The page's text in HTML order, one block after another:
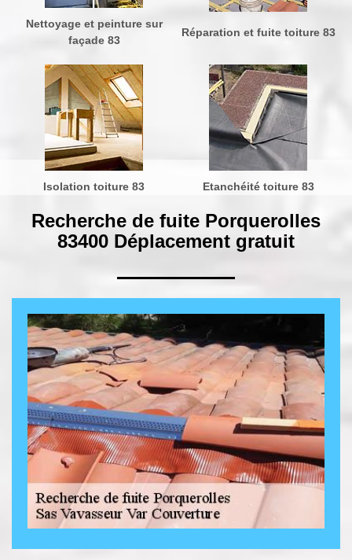
Nettoyage et peinture sur
façade 83
Réparation et fuite toiture 83
Isolation toiture 83 Etanchéité toiture 83
Recherche de fuite Porquerolles
83400 Déplacement gratuit